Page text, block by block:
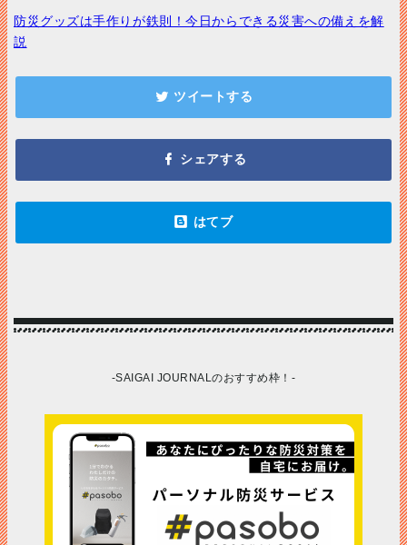
防災グッズは手作りが鉄則！今日からできる災害への備えを解
説
-SAIGAI JOURNALのおすすめ枠！-